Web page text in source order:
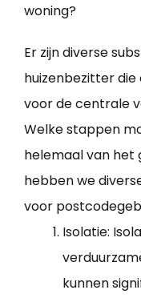
woning?
Er zijn diverse
huizenbezitter
voor de centrale
Welke stappen
helemaal van het
hebben we
voor
Isolatie:
kunnen